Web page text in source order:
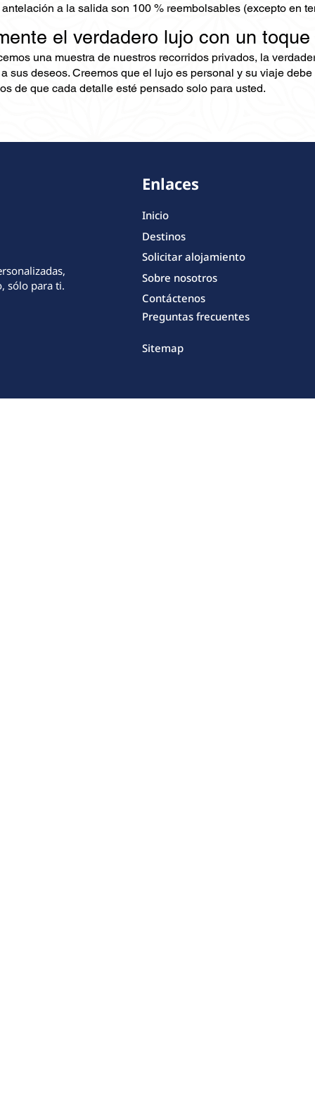
a la salida son 100 % reembolsables (excepto en
el verdadero lujo con un
una muestra de nuestros recorridos privados, la
sus deseos. Creemos que el lujo es personal y su viaje
de que cada detalle esté pensado solo para usted.
sólo para ti.
Enlaces
Inicio
Destinos
Solicitar alojamiento
Sobre nosotros
Contáctenos
Preguntas frecuentes
Sitemap